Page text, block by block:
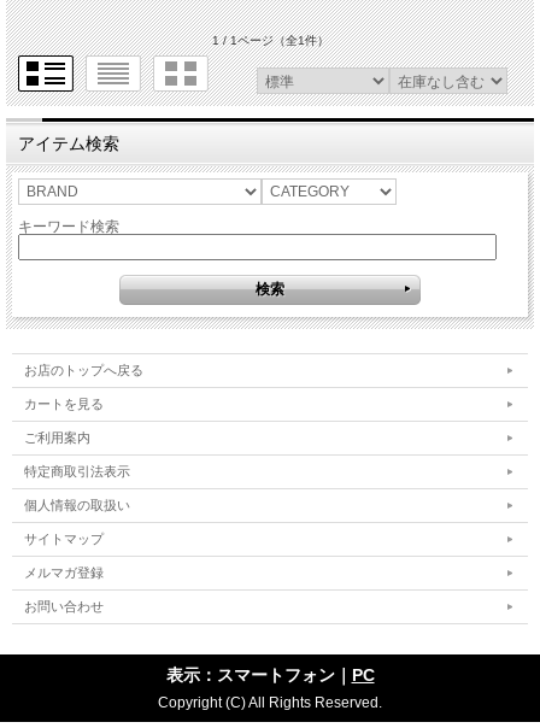
1 / 1ページ（全1件）
アイテム検索
キーワード検索
お店のトップへ戻る
カートを見る
ご利用案内
特定商取引法表示
個人情報の取扱い
サイトマップ
メルマガ登録
お問い合わせ
表示：スマートフォン｜ PC
Copyright (C) All Rights Reserved.